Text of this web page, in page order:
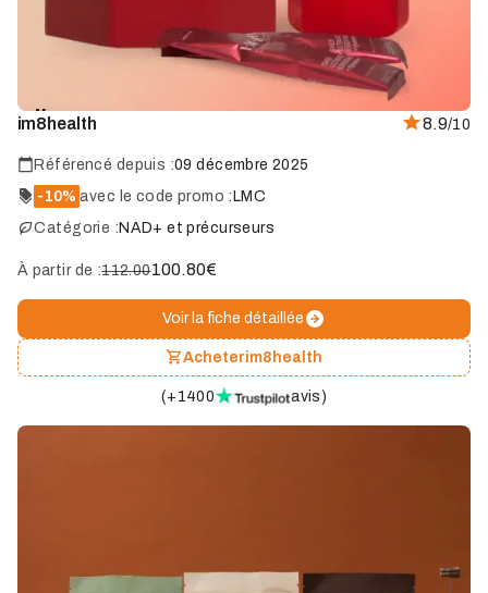
Marque
coup
cœur
im8health 8.9/10
Référencé depuis :09 décembre 2025
-10% avec le code promo : LMC
Catégorie : NAD+ et précurseurs
À partir de :112.00100.80€
Voir la fiche détaillée
Acheterim8health
(+1400 avis )